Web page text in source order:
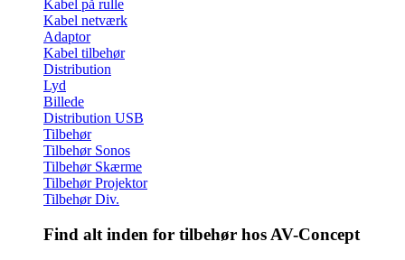
Kabel på rulle
Kabel netværk
Adaptor
Kabel tilbehør
Distribution
Lyd
Billede
Distribution USB
Tilbehør
Tilbehør Sonos
Tilbehør Skærme
Tilbehør Projektor
Tilbehør Div.
Find alt inden for tilbehør hos AV-Concept